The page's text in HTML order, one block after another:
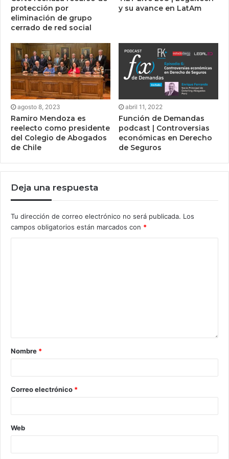
protección por
eliminación de grupo
cerrado de red social
y su avance en LatAm
agosto 8, 2023
Ramiro Mendoza es
reelecto como presidente
del Colegio de Abogados
de Chile
abril 11, 2022
Función de Demandas
podcast | Controversias
económicas en Derecho
de Seguros
Deja una respuesta
Tu dirección de correo electrónico no será publicada. Los
campos obligatorios están marcados con *
Nombre *
Correo electrónico *
Web